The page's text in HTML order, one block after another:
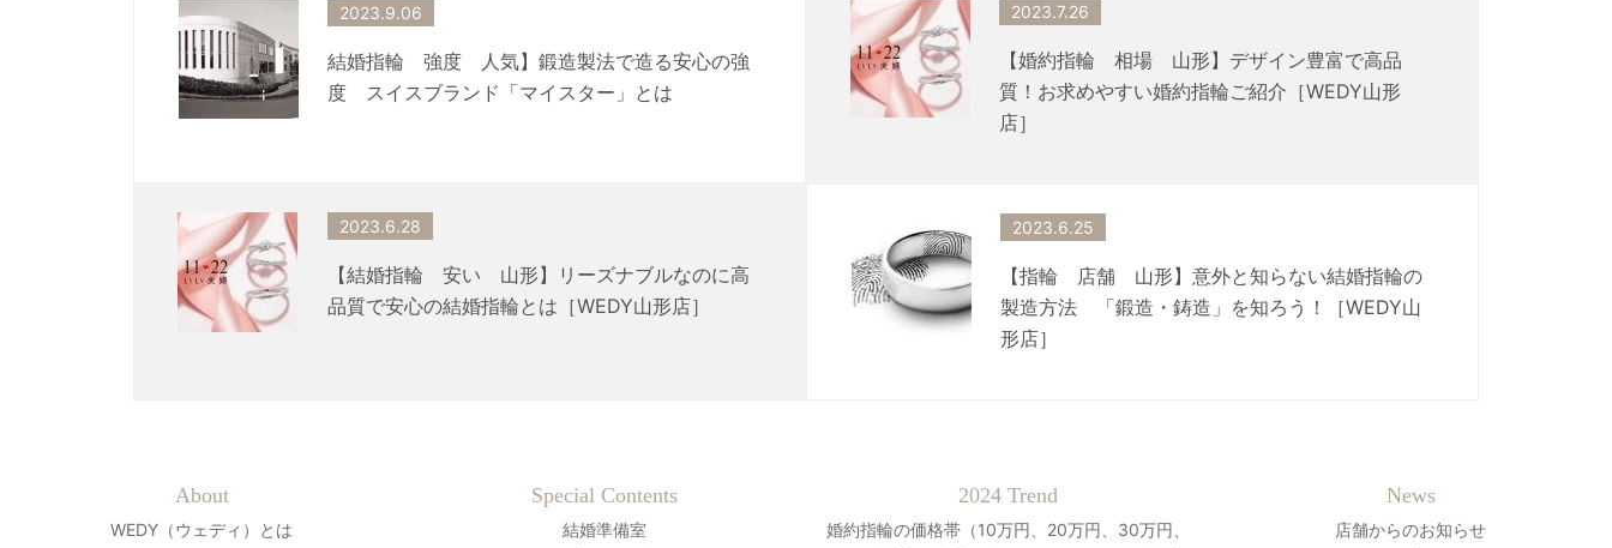
2023.9.06
結婚指輪 強度 人気】鍛造製法で造る安心の強
度 スイスブランド「マイスター」とは
2023.7.26
【婚約指輪 相場 山形】デザイン豊富で高品
質！お求めやすい婚約指輪ご紹介［WEDY山形
店］
2023.6.28
【結婚指輪 安い 山形】リーズナブルなのに高
品質で安心の結婚指輪とは［WEDY山形店］
2023.6.25
【指輪 店舗 山形】意外と知らない結婚指輪の
製造方法 「鍛造・鋳造」を知ろう！［WEDY山
形店］
About
WEDY（ウェディ）とは
Special Contents
結婚準備室
2024 Trend
婚約指輪の価格帯（10万円、20万円、30万円、
News
店舗からのお知らせ